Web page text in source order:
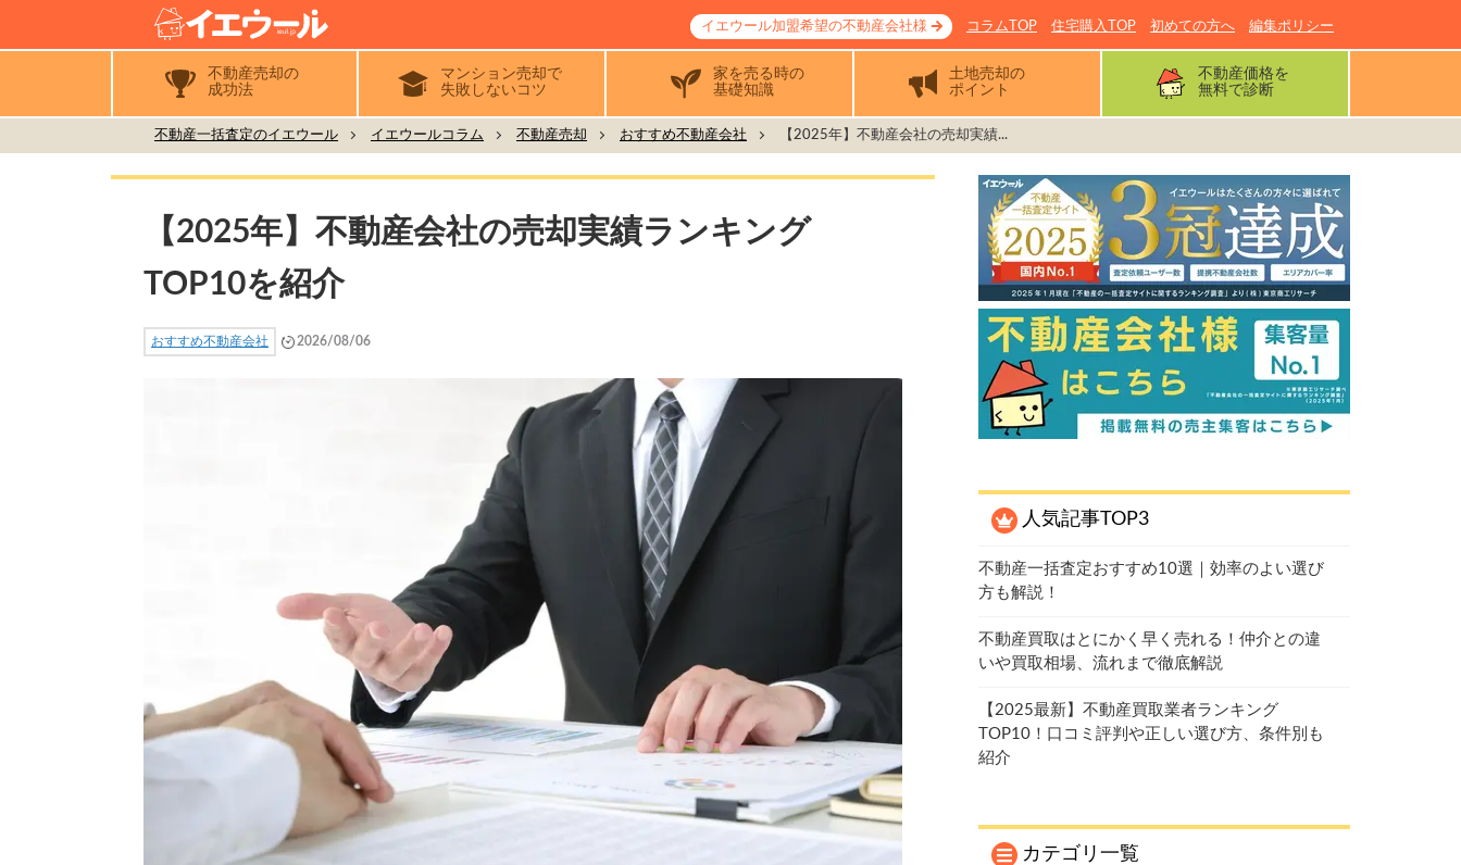
イエウール加盟希望の不動産会社様 コラムTOP 住宅購入TOP 初めての方へ 編集ポリシー
不動産売却の
成功法
マンション売却で
失敗しないコツ
家を売る時の
基礎知識
土地売却の
ポイント
不動産価格を
無料で診断
不動産一括査定のイエウール イエウールコラム 不動産売却 おすすめ不動産会社 【2025年】不動産会社の売却実績...
【2025年】不動産会社の売却実績ランキング
TOP10を紹介
おすすめ不動産会社 2026/08/06
人気記事TOP3
不動産一括査定おすすめ10選｜効率のよい選び
方も解説！
不動産買取はとにかく早く売れる！仲介との違
いや買取相場、流れまで徹底解説
【2025最新】不動産買取業者ランキング
TOP10！口コミ評判や正しい選び方、条件別も
紹介
カテゴリ一覧